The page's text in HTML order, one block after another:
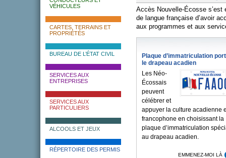
VÉHICULES
CARTES, TERRAINS ET
PROPRIÉTÉS
BUREAU DE L’ÉTAT CIVIL
SERVICES AUX
ENTREPRISES
SERVICES AUX
PARTICULIERS
ALCOOLS ET JEUX
RÉPERTOIRE DES PERMIS
Accès Nouvelle-Écosse s’est
de langue française d’avoir
aux programmes et aux
Plaque d’immatriculation
le drapeau acadien
Les Néo-
Écossais
peuvent
célébrer et
appuyer la culture acadienne
francophone en choisissant la
plaque d’immatriculation
au drapeau acadien.
EMMENEZ-MOI LÀ